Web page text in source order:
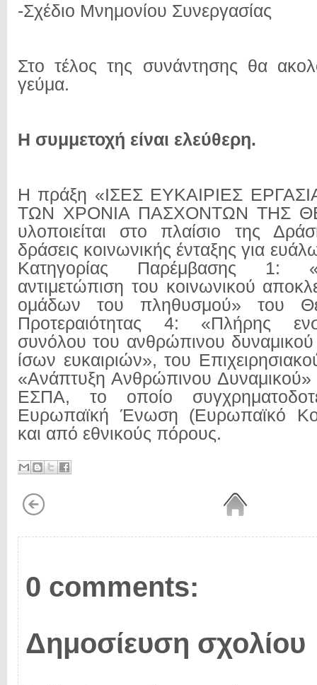
-Σχέδιο Μνημονίου Συνεργασίας
Στο τέλος της συνάντησης θα
γεύμα.
Η συμμετοχή είναι ελεύθερη.
Η πράξη «ΙΣΕΣ ΕΥΚΑΙΡΙΕΣ
ΤΩΝ ΧΡΟΝΙΑ ΠΑΣΧΟΝΤΩΝ ΤΗΣ
υλοποιείται στο πλαίσιο της
δράσεις κοινωνικής ένταξης για
Κατηγορίας Παρέμβασης 1:
αντιμετώπιση του κοινωνικού
ομάδων του πληθυσμού» του
Προτεραιότητας 4: «Πλήρης
συνόλου του ανθρώπινου δυναμικού
ίσων ευκαιριών», του
«Ανάπτυξη Ανθρώπινου
ΕΣΠΑ, το οποίο
Ευρωπαϊκή Ένωση (Ευρωπαϊκό
και από εθνικούς πόρους.
0 comments:
Δημοσίευση σχολίου